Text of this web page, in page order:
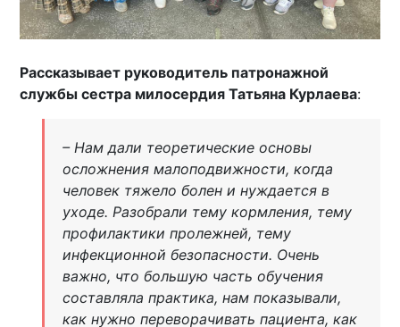
Рассказывает руководитель патронажной
службы сестра милосердия Татьяна Курлаева:
– Нам дали теоретические основы
осложнения малоподвижности, когда
человек тяжело болен и нуждается в
уходе. Разобрали тему кормления, тему
профилактики пролежней, тему
инфекционной безопасности. Очень
важно, что большую часть обучения
составляла практика, нам показывали,
как нужно переворачивать пациента, как